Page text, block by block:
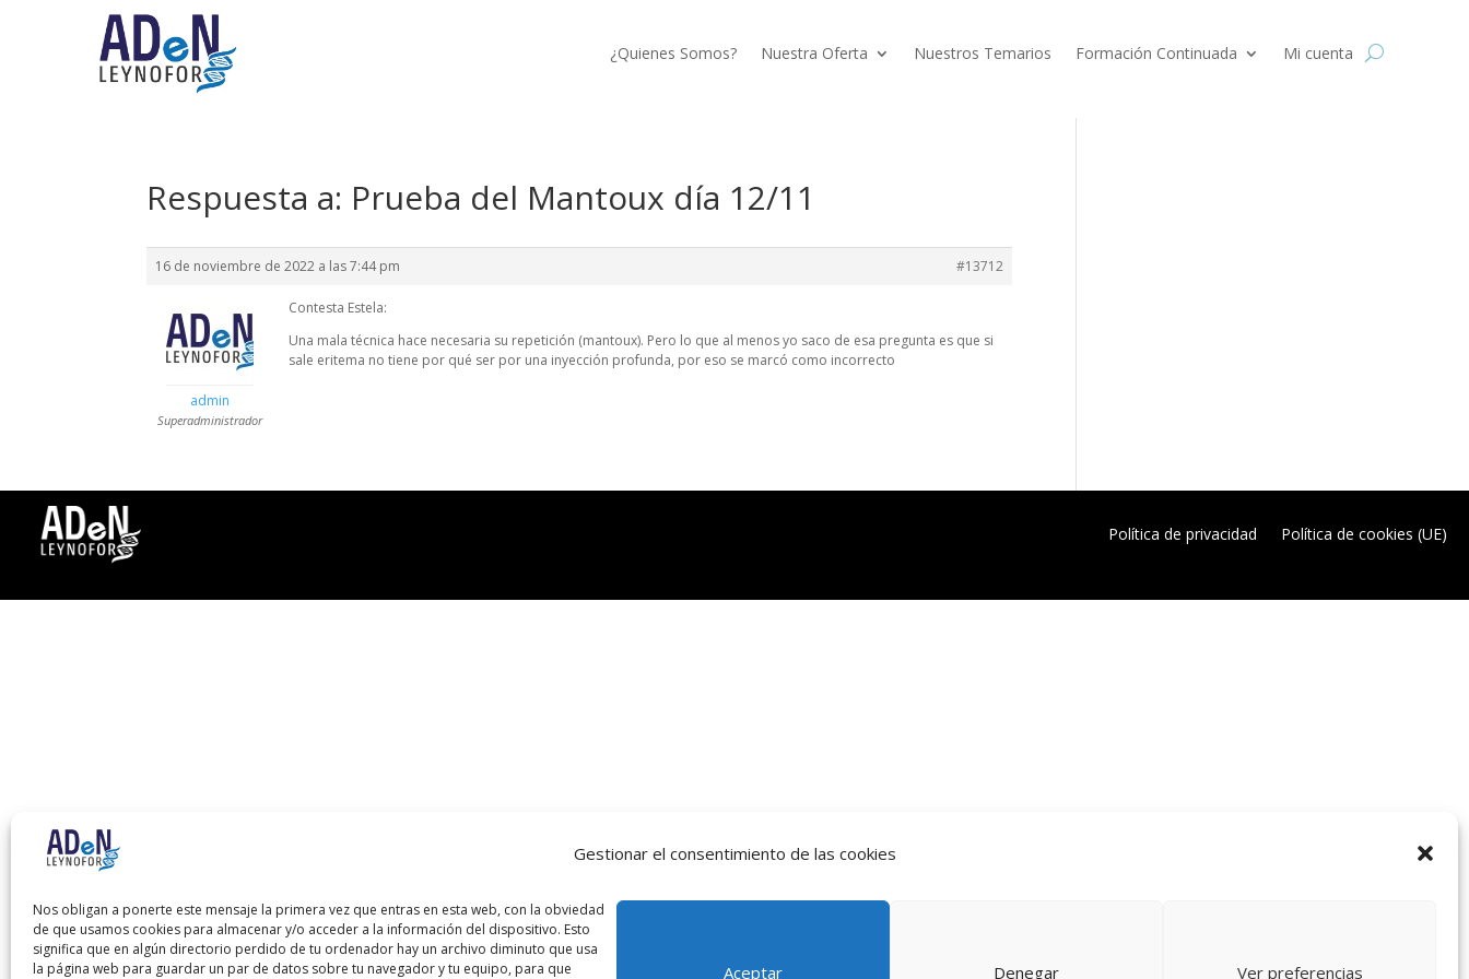
Gestionar el consentimiento de las cookies
Nos obligan a ponerte este mensaje la primera vez que entras en esta web, con la obviedad
de que usamos cookies para almacenar y/o acceder a la información del dispositivo. Esto
significa que en algún directorio perdido de tu ordenador hay un archivo diminuto que usa
la página web para guardar un par de datos sobre tu navegador y tu equipo, para que
Aceptar Denegar Ver preferencias
¿Quienes Somos? Nuestra Oferta Nuestros Temarios Formación Continuada Mi cuenta
Respuesta a: Prueba del Mantoux día 12/11
16 de noviembre de 2022 a las 7:44 pm #13712
admin
Superadministrador
Contesta Estela:
Una mala técnica hace necesaria su repetición (mantoux). Pero lo que al menos yo saco de esa pregunta es que si
sale eritema no tiene por qué ser por una inyección profunda, por eso se marcó como incorrecto
Política de privacidad Política de cookies (UE)